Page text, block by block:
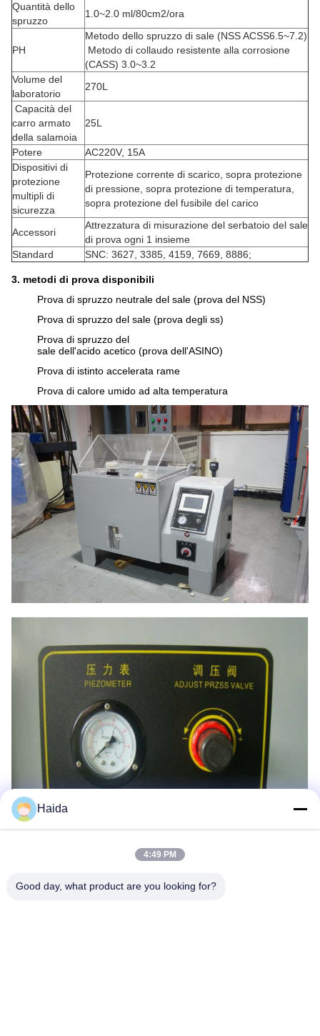
Quantità dello
spruzzo
1.0~2.0 ml/80cm2/ora
PH
Metodo dello spruzzo di sale (NSS ACSS6.5~7.2)
Metodo di collaudo resistente alla corrosione
(CASS) 3.0~3.2
Volume del
laboratorio
270L
Capacità del
carro armato
della salamoia
25L
Potere
AC220V, 15A
Dispositivi di
protezione
multipli di
sicurezza
Protezione corrente di scarico, sopra protezione
di pressione, sopra protezione di temperatura,
sopra protezione del fusibile del carico
Accessori
Attrezzatura di misurazione del serbatoio del sale
di prova ogni 1 insieme
Standard
SNC: 3627, 3385, 4159, 7669, 8886;
3. metodi di prova disponibili
Prova di spruzzo neutrale del sale (prova del NSS)
Prova di spruzzo del sale (prova degli ss)
Prova di spruzzo del
sale dell'acido acetico (prova dell'ASINO)
Prova di istinto accelerata rame
Prova di calore umido ad alta temperatura
Tag:
Haida
4:49 PM
Good day, what product are you looking for?